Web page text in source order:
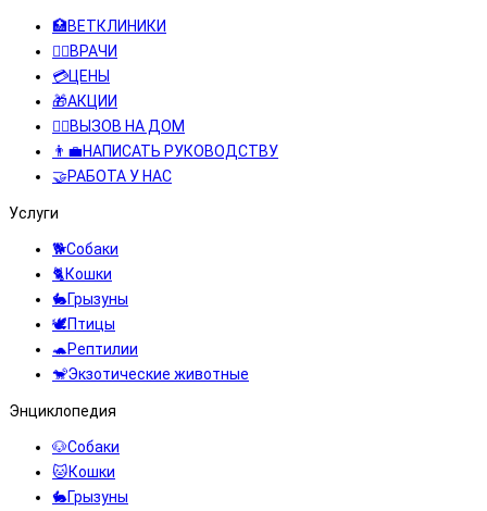
🏥ВЕТКЛИНИКИ
👨‍⚕️ВРАЧИ
💳ЦЕНЫ
🎁АКЦИИ
👩‍⚕️ВЫЗОВ НА ДОМ
👨‍💼НАПИСАТЬ РУКОВОДСТВУ
🤝РАБОТА У НАС
Услуги
🐕Собаки
🐈Кошки
🐇Грызуны
🕊️Птицы
🐢Рептилии
🐒Экзотические животные
Энциклопедия
🐶Собаки
🐱Кошки
🐇Грызуны